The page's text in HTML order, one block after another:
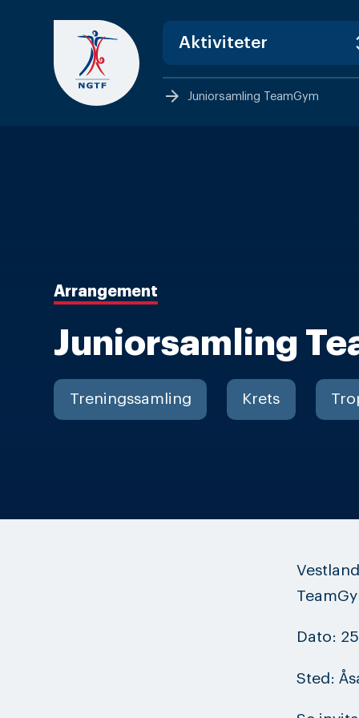
content
arrow_forward Juniorsamling TeamGym
Arrangement
Juniorsamling
Treningssamling Krets
Dato:
Sted: